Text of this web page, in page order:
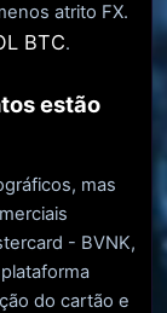
atrito FX.
BTC.
estão
mas
- BVNK,
do cartão e